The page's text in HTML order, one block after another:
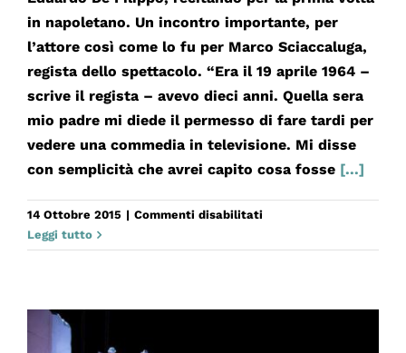
in napoletano. Un incontro importante, per
l’attore così come lo fu per Marco Sciaccaluga,
regista dello spettacolo. “Era il 19 aprile 1964 –
scrive il regista – avevo dieci anni. Quella sera
mio padre mi diede il permesso di fare tardi per
vedere una commedia in televisione. Mi disse
con semplicità che avrei capito cosa fosse [...]
14 Ottobre 2015 | Commenti disabilitatisu
SINDACO
SANITÀ
Leggi tutto